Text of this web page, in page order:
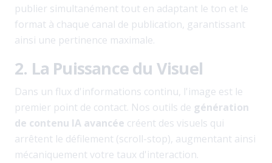
publier simultanément tout en adaptant le ton et le
format à chaque canal de publication, garantissant
ainsi une pertinence maximale.
2. La Puissance du Visuel
Dans un flux d'informations continu, l'image est le
premier point de contact. Nos outils de génération
de contenu IA avancée créent des visuels qui
arrêtent le défilement (scroll-stop), augmentant ainsi
mécaniquement votre taux d'interaction.